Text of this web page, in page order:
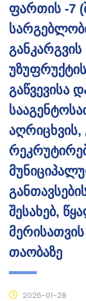
ფართის -7
გაწვევისა
აღრიცხვის,
შესახებ,
თაობაზე
2026-01-28